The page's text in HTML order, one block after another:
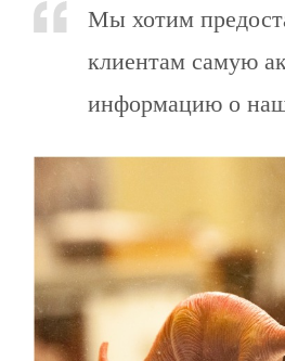
Мы хотим
клиентам самую
информацию о